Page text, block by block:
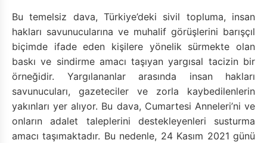
Bu temelsiz dava, Türkiye’deki sivil topluma, insan
hakları savunucularına ve muhalif görüşlerini barışçıl
biçimde ifade eden kişilere yönelik sürmekte olan
baskı ve sindirme amacı taşıyan yargısal tacizin bir
örneğidir. Yargılananlar arasında insan hakları
savunucuları, gazeteciler ve zorla kaybedilenlerin
yakınları yer alıyor. Bu dava, Cumartesi Anneleri’ni ve
onların adalet taleplerini destekleyenleri susturma
amacı taşımaktadır. Bu nedenle, 24 Kasım 2021 günü